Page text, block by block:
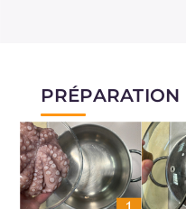
PRÉPARATION